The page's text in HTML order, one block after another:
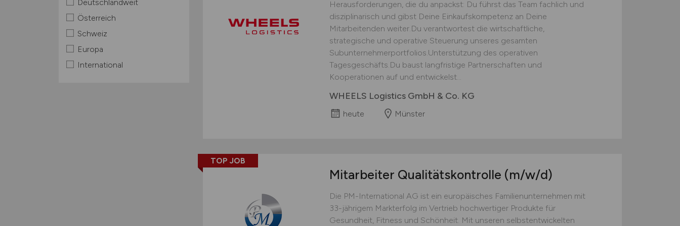
Deutschlandweit
Österreich
Schweiz
Europa
International
Herausforderungen, die du anpackst: Du führst das Team fachlich und
disziplinarisch und gibst Deine Einkaufskompetenz an Deine
Mitarbeitenden weiter.Du verantwortest die wirtschaftliche,
strategische und operative Steuerung unseres gesamten
Subunternehmerportfolios.Unterstützung des operativen
Tagesgeschäfts.Du baust langfristige Partnerschaften und
Kooperationen auf und entwickelst...
WHEELS Logistics GmbH & Co. KG
heute Münster
TOP JOB
Mitarbeiter Qualitätskontrolle (m/w/d)
Die PM-International AG ist ein europäisches Familienunternehmen mit
33-jährigem Markterfolg im Vertrieb hochwertiger Produkte für
Gesundheit, Fitness und Schönheit. Mit unseren selbstentwickelten